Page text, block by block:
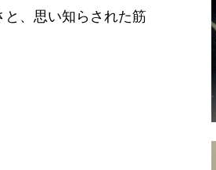
、思い知らされた筋